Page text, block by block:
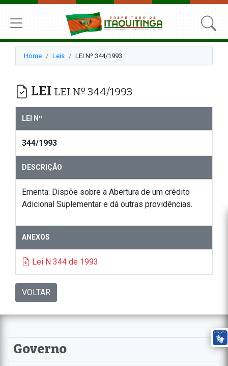
Home Leis LEI Nº 344/1993
LEI LEI Nº 344/1993
LEI Nº
344/1993
DESCRIÇÃO
Ementa: Dispõe sobre a Abertura de um crédito
Adicional Suplementar e dá outras providências.
ANEXOS
Lei N 344 de 1993
VOLTAR
Governo